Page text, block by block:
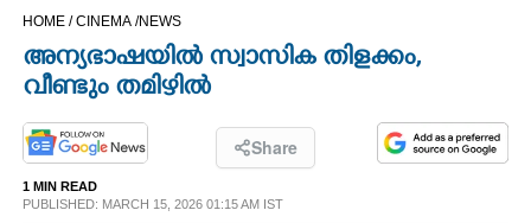
OPINION
HOME /CINEMA /NEWS
അന്യഭാഷയിൽ സ്വാസിക തിളക്കം,
വീണ്ടും തമിഴിൽ
Share
1 MIN READ
PUBLISHED: MARCH 15, 2026 01:15 AM IST